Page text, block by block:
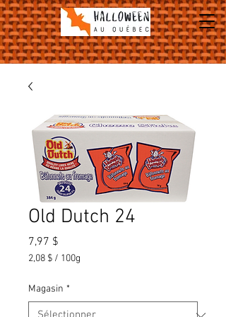
Old Dutch 24
7,97 $
2,08 $ / 100g
pour
100
Grammes
Magasin *